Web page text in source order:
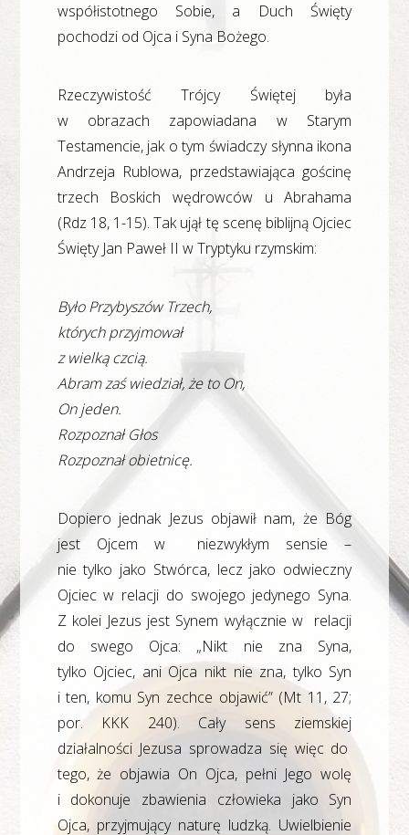
współistotnego Sobie, a Duch Święty
pochodzi od Ojca i Syna Bożego.
Rzeczywistość Trójcy Świętej była
w obrazach zapowiadana w Starym
Testamencie, jak o tym świadczy słynna ikona
Andrzeja Rublowa, przedstawiająca gościnę
trzech Boskich wędrowców u Abrahama
(Rdz 18, 1-15). Tak ujął tę scenę biblijną Ojciec
Święty Jan Paweł II w Tryptyku rzymskim:
Było Przybyszów Trzech,
których przyjmował
z wielką czcią.
Abram zaś wiedział, że to On,
On jeden.
Rozpoznał Głos
Rozpoznał obietnicę.
Dopiero jednak Jezus objawił nam, że Bóg
jest Ojcem w niezwykłym sensie –
nie tylko jako Stwórca, lecz jako odwieczny
Ojciec w relacji do swojego jedynego Syna.
Z kolei Jezus jest Synem wyłącznie w relacji
do swego Ojca: „Nikt nie zna Syna,
tylko Ojciec, ani Ojca nikt nie zna, tylko Syn
i ten, komu Syn zechce objawić” (Mt 11, 27;
por. KKK 240). Cały sens ziemskiej
działalności Jezusa sprowadza się więc do
tego, że objawia On Ojca, pełni Jego wolę
i dokonuje zbawienia człowieka jako Syn
Ojca, przyjmujący naturę ludzką. Uwielbienie